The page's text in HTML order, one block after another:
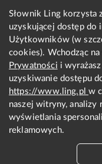
SŁOWNIK POLSKO-
SŁOWNIK POLSKO-
SŁOWNIK POLSKO-
SŁOWNIK ANGIELSKO-
SŁOWNIK FRANCUSKO-
SŁOWNIK WŁOSKO-
SŁOWNIK
SŁOWNIK NIEMIECKO-
SŁOWNIK ROSYJSKO-
O nas
KONTAKT Z REDAKCJĄ
Słownik Ling korzysta
uzyskującej dostęp do
Użytkowników (w
cookies). Wchodząc
Prywatności i
uzyskiwanie dostępu
https://www.ling.plw
naszej witryny, analizy
wyświetlania
reklamowych.